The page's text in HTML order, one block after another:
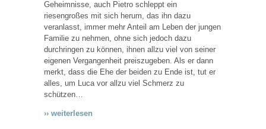
Geheimnisse, auch Pietro schleppt ein
riesengroßes mit sich herum, das ihn dazu
veranlasst, immer mehr Anteil am Leben der jungen
Familie zu nehmen, ohne sich jedoch dazu
durchringen zu können, ihnen allzu viel von seiner
eigenen Vergangenheit preiszugeben. Als er dann
merkt, dass die Ehe der beiden zu Ende ist, tut er
alles, um Luca vor allzu viel Schmerz zu
schützen…
›› weiterlesen